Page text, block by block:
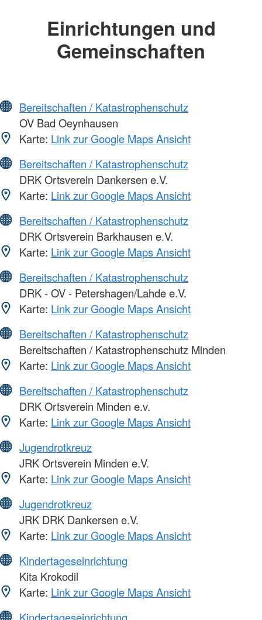
Einrichtungen und
Gemeinschaften
Bereitschaften / Katastrophenschutz
OV Bad Oeynhausen
Karte: Link zur Google Maps Ansicht
Bereitschaften / Katastrophenschutz
DRK Ortsverein Dankersen e.V.
Karte: Link zur Google Maps Ansicht
Bereitschaften / Katastrophenschutz
DRK Ortsverein Barkhausen e.V.
Karte: Link zur Google Maps Ansicht
Bereitschaften / Katastrophenschutz
DRK - OV - Petershagen/Lahde e.V.
Karte: Link zur Google Maps Ansicht
Bereitschaften / Katastrophenschutz
Bereitschaften / Katastrophenschutz Minden
Karte: Link zur Google Maps Ansicht
Bereitschaften / Katastrophenschutz
DRK Ortsverein Minden e.v.
Karte: Link zur Google Maps Ansicht
Jugendrotkreuz
JRK Ortsverein Minden e.V.
Karte: Link zur Google Maps Ansicht
Jugendrotkreuz
JRK DRK Dankersen e.V.
Karte: Link zur Google Maps Ansicht
Kindertageseinrichtung
Kita Krokodil
Karte: Link zur Google Maps Ansicht